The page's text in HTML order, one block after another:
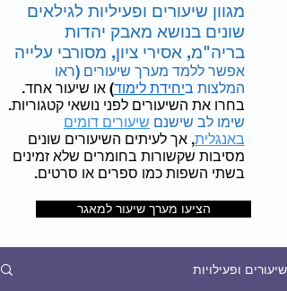
מגוון שיעורים ופעיליות לגילאים
שונים בנושא מאבק יהדות
בריה"מ, אסירי ציון, מסורבי עלייה
אפשר ללמד מערך שיעורים (ראו
המלצות ביחידת לימוד) או שיעור אחד.
בחרו את השיעורים לפני נושאי קטגוריות.
שימו לב שישנם שיעורים דומים
באנגלית, אך לעיתים השיעורים שונים
מסיבות שקשורות בחומרים שלא זמינים
בשתי השפות כמו ספרים או סרטים.
הציעו מערך שיעור למאגר
שיעורים ופעילויות